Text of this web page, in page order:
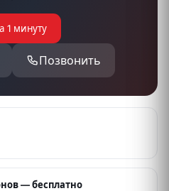
1 минуту
Позвонить
— бесплатно